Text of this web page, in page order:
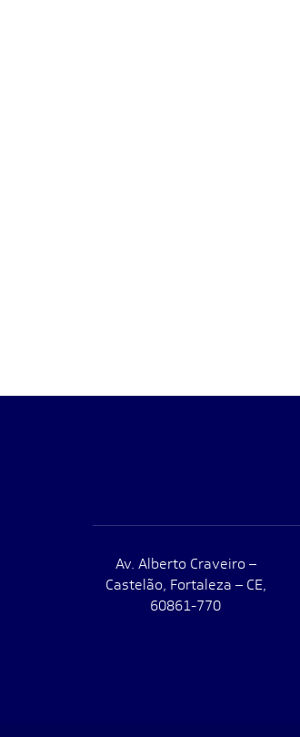
Av. Alberto Craveiro –
Castelão, Fortaleza – CE,
60861-770